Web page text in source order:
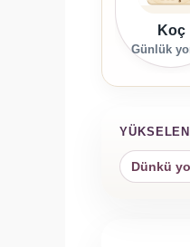
Koç
Günlük
Dünkü